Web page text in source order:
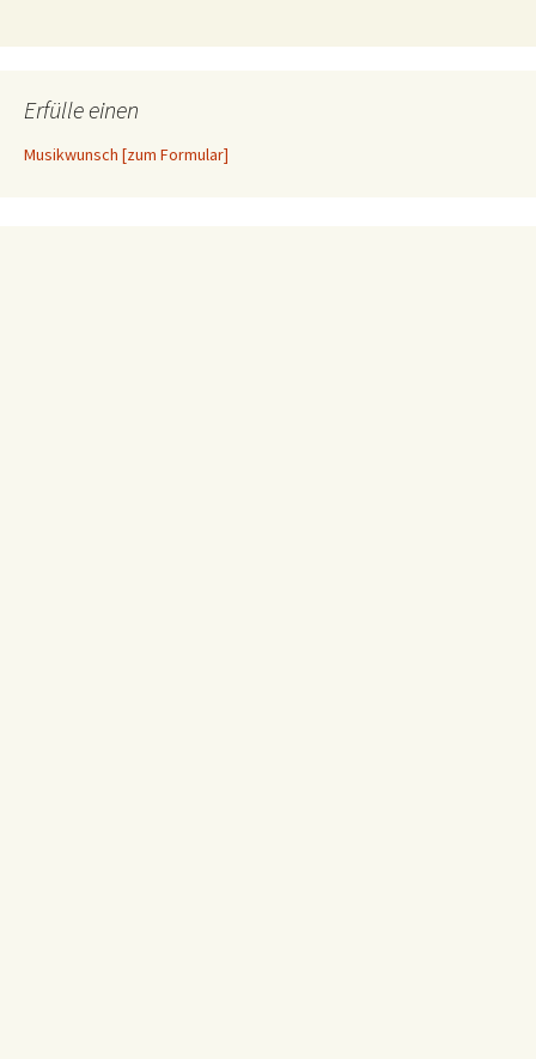
Erfülle einen
Musikwunsch [zum Formular]